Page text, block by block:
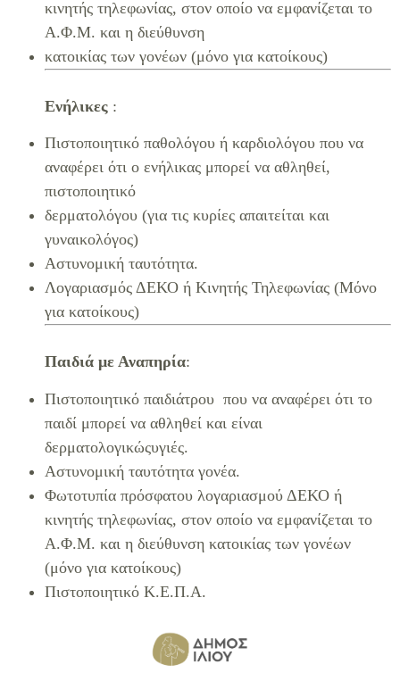
κινητής τηλεφωνίας, στον οποίο να εμφανίζεται το
Α.Φ.Μ. και η διεύθυνση
κατοικίας των γονέων (μόνο για κατοίκους)
Ενήλικες :
Πιστοποιητικό παθολόγου ή καρδιολόγου που να
αναφέρει ότι ο ενήλικας μπορεί να αθληθεί,
πιστοποιητικό
δερματολόγου (για τις κυρίες απαιτείται και
γυναικολόγος)
Αστυνομική ταυτότητα.
Λογαριασμός ΔΕΚΟ ή Κινητής Τηλεφωνίας (Μόνο
για κατοίκους)
Παιδιά με Αναπηρία:
Πιστοποιητικό παιδιάτρου που να αναφέρει ότι το
παιδί μπορεί να αθληθεί και είναι
δερματολογικώςυγιές.
Αστυνομική ταυτότητα γονέα.
Φωτοτυπία πρόσφατου λογαριασμού ΔΕΚΟ ή
κινητής τηλεφωνίας, στον οποίο να εμφανίζεται το
Α.Φ.Μ. και η διεύθυνση κατοικίας των γονέων
(μόνο για κατοίκους)
Πιστοποιητικό Κ.Ε.Π.Α.